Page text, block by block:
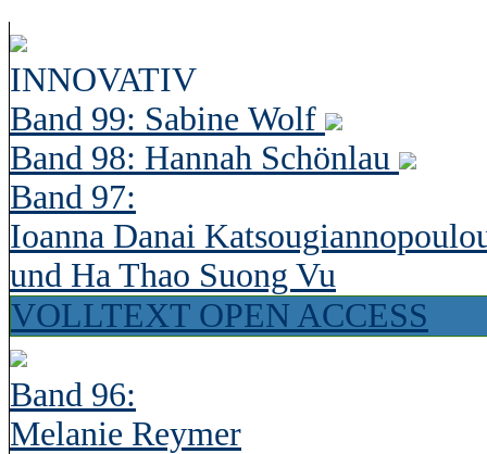
INNOVATIV
Band 99: Sabine Wolf
Band 98: Hannah Schönlau
Band 97:
Ioanna Danai
und Ha Thao Suong Vu
VOLLTEXT OPEN ACCESS
Band 96:
Melanie Reymer